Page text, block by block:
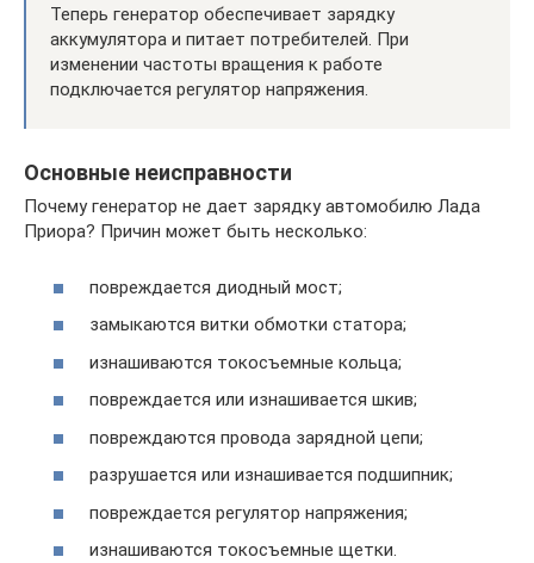
Теперь генератор обеспечивает зарядку
аккумулятора и питает потребителей. При
изменении частоты вращения к работе
подключается регулятор напряжения.
Основные неисправности
Почему генератор не дает зарядку автомобилю Лада
Приора? Причин может быть несколько:
повреждается диодный мост;
замыкаются витки обмотки статора;
изнашиваются токосъемные кольца;
повреждается или изнашивается шкив;
повреждаются провода зарядной цепи;
разрушается или изнашивается подшипник;
повреждается регулятор напряжения;
изнашиваются токосъемные щетки.